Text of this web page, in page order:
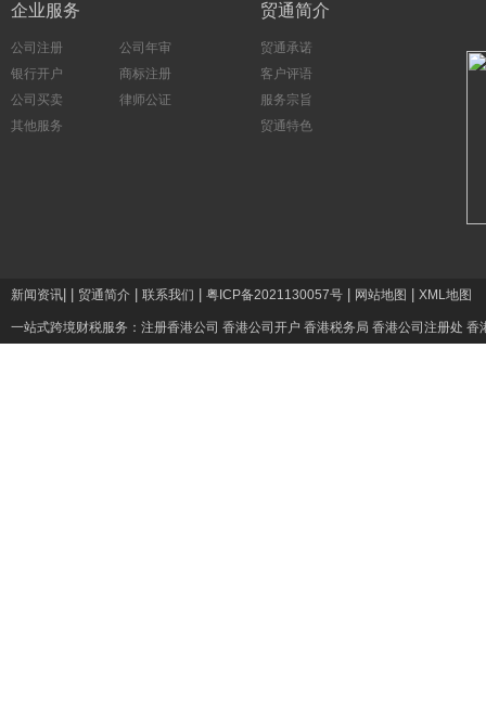
企业服务
公司注册
公司年审
银行开户
商标注册
公司买卖
律师公证
其他服务
贸通简介
贸通承诺
客户评语
服务宗旨
贸通特色
新闻资讯 贸通简介 联系我们 粤ICP备2021130057号 网站地图 XML地图
一站式跨境财税服务： 注册香港公司 香港公司开户 香港税务局 香港公司注册处 香